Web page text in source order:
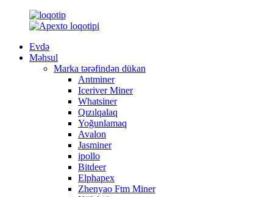
Evdə
Məhsul
Marka tərəfindən dükan
Antminer
Iceriver Miner
Whatsiner
Qızılqalaq
Yoğunlamaq
Avalon
Jasminer
ipollo
Bitdeer
Elphapex
Zhenyao Ftm Miner